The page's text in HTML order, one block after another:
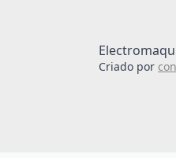
Criado por